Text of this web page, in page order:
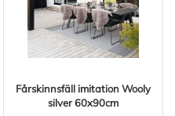
Fårskinnsfäll imitation Wooly
silver 60x90cm